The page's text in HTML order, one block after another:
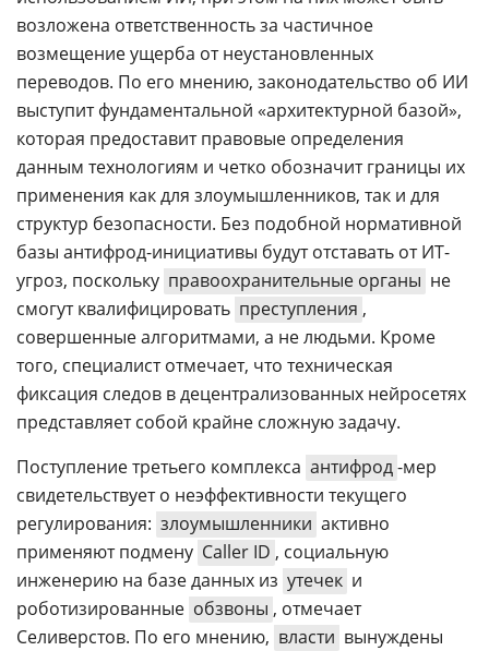
возложена ответственность за частичное
возмещение ущерба от неустановленных
переводов. По его мнению, законодательство об ИИ
выступит фундаментальной «архитектурной базой»,
которая предоставит правовые определения
данным технологиям и четко обозначит границы их
применения как для злоумышленников, так и для
структур безопасности. Без подобной нормативной
базы антифрод-инициативы будут отставать от ИТ-
угроз, поскольку правоохранительные органы не
смогут квалифицировать преступления ,
совершенные алгоритмами, а не людьми. Кроме
того, специалист отмечает, что техническая
фиксация следов в децентрализованных нейросетях
представляет собой крайне сложную задачу.
Поступление третьего комплекса антифрод-мер
свидетельствует о неэффективности текущего
регулирования: злоумышленники активно
применяют подмену Caller ID , социальную
инженерию на базе данных из утечек и
роботизированные обзвоны , отмечает
Селиверстов. По его мнению, власти вынуждены